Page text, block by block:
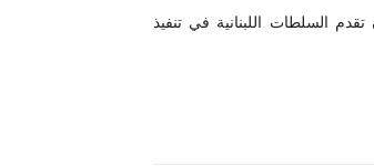
السلطات اللبنانية في تنفيذ